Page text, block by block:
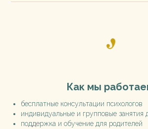
Как мы
бесплатные консультации психологов
индивидуальные и групповые занятия
поддержка и обучение для родителей